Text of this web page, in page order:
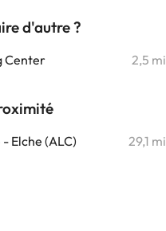
d'autre ?
Center 2,5 mi
Elche (ALC) 29,1 mi